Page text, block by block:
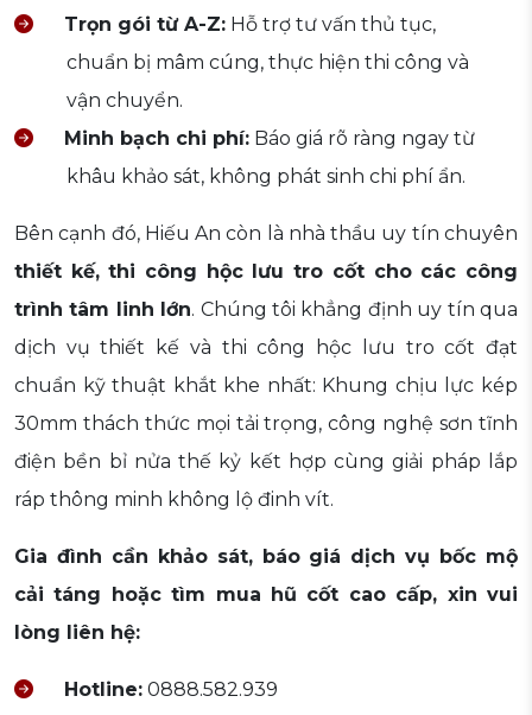
Trọn gói từ A-Z: Hỗ trợ tư vấn thủ tục,
chuẩn bị mâm cúng, thực hiện thi công và
vận chuyển.
Minh bạch chi phí: Báo giá rõ ràng ngay từ
khâu khảo sát, không phát sinh chi phí ẩn.
Bên cạnh đó, Hiếu An còn là nhà thầu uy tín chuyên
thiết kế, thi công hộc lưu tro cốt cho các công
trình tâm linh lớn. Chúng tôi khẳng định uy tín qua
dịch vụ thiết kế và thi công hộc lưu tro cốt đạt
chuẩn kỹ thuật khắt khe nhất: Khung chịu lực kép
30mm thách thức mọi tải trọng, công nghệ sơn tĩnh
điện bền bỉ nửa thế kỷ kết hợp cùng giải pháp lắp
ráp thông minh không lộ đinh vít.
Gia đình cần khảo sát, báo giá dịch vụ bốc mộ
cải táng hoặc tìm mua hũ cốt cao cấp, xin vui
lòng liên hệ:
Hotline: 0888.582.939